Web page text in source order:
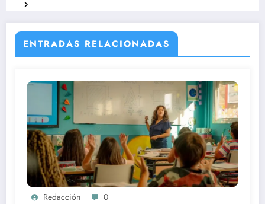
ENTRADAS RELACIONADAS
Redacción 0